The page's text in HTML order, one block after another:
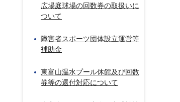
広場庭球場の回数券の取扱いに
ついて
障害者スポーツ団体設立運営等
補助金
東富山温水プール休館及び回数
券等の還付対応について